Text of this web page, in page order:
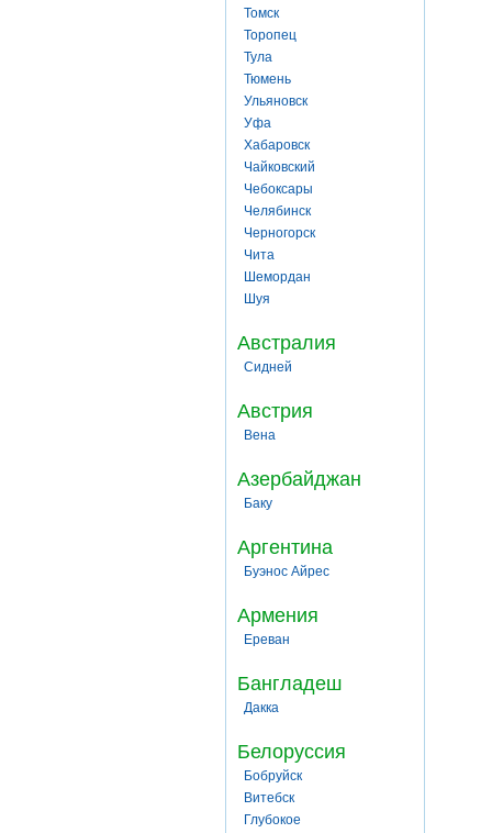
Томск
Торопец
Тула
Тюмень
Ульяновск
Уфа
Хабаровск
Чайковский
Чебоксары
Челябинск
Черногорск
Чита
Шемордан
Шуя
Австралия
Сидней
Австрия
Вена
Азербайджан
Баку
Аргентина
Буэнос Айрес
Армения
Ереван
Бангладеш
Дакка
Белоруссия
Бобруйск
Витебск
Глубокое